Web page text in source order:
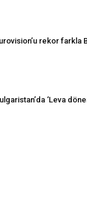
rekor farkla
‘Leva